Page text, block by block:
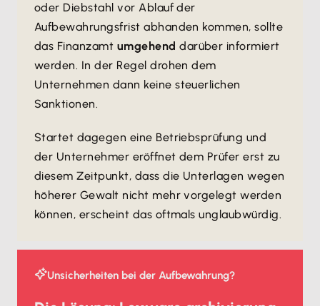
oder Diebstahl vor Ablauf der
Aufbewahrungsfrist abhanden kommen, sollte
das Finanzamt umgehenddarüber informiert
werden. In der Regel drohen dem
Unternehmen dann keine steuerlichen
Sanktionen.
Startet dagegen eine Betriebsprüfung und
der Unternehmer eröffnet dem Prüfer erst zu
diesem Zeitpunkt, dass die Unterlagen wegen
höherer Gewalt nicht mehr vorgelegt werden
können, erscheint das oftmals unglaubwürdig.
Unsicherheiten bei der Aufbewahrung?